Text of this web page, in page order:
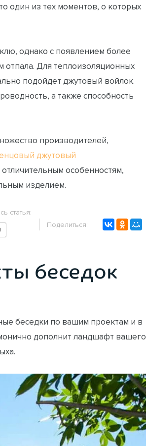
один из тех моментов, о которых
однако с появлением более
отпала. Для теплоизоляционных
подойдет джутовый войлок.
а также способность
производителей,
джутовый
отличительным особенностям,
изделием.
статья:
Поделиться:
беседок
беседки по вашим проектам и в
дополнит ландшафт вашего